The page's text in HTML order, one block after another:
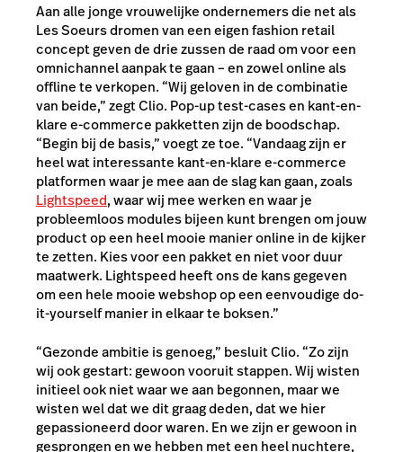
Aan alle jonge vrouwelijke ondernemers die net als
Les Soeurs dromen van een eigen fashion retail
concept geven de drie zussen de raad om voor een
omnichannel aanpak te gaan – en zowel online als
offline te verkopen. “Wij geloven in de combinatie
van beide,” zegt Clio. Pop-up test-cases en kant-en-
klare e-commerce pakketten zijn de boodschap.
“Begin bij de basis,” voegt ze toe. “Vandaag zijn er
heel wat interessante kant-en-klare e-commerce
platformen waar je mee aan de slag kan gaan, zoals
Lightspeed, waar wij mee werken en waar je
probleemloos modules bijeen kunt brengen om jouw
product op een heel mooie manier online in de kijker
te zetten. Kies voor een pakket en niet voor duur
maatwerk. Lightspeed heeft ons de kans gegeven
om een hele mooie webshop op een eenvoudige do-
it-yourself manier in elkaar te boksen.”
“Gezonde ambitie is genoeg,” besluit Clio. “Zo zijn
wij ook gestart: gewoon vooruit stappen. Wij wisten
initieel ook niet waar we aan begonnen, maar we
wisten wel dat we dit graag deden, dat we hier
gepassioneerd door waren. En we zijn er gewoon in
gesprongen en we hebben met een heel nuchtere,